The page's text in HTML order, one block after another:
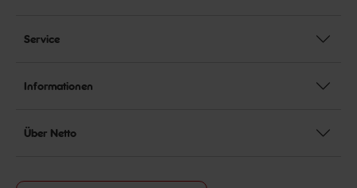
Service
Informationen
Über Netto